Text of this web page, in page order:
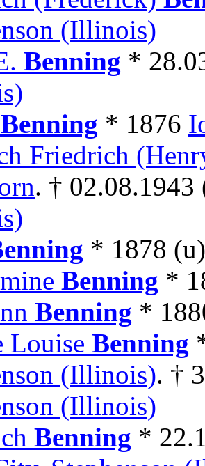
(Illinois)
Benning *
Benning * 1876
Friedrich
. †
* 1878
Benning *
Benning *
Louise Benning
(Illinois). †
(Illinois)
Benning *